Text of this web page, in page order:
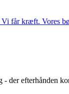
får kræft. Vores
der